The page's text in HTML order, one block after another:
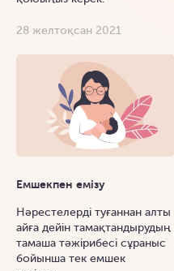
28 желтоқсан 2021
Емшекпен емізу
Нәрестелерді туғаннан алты
айға дейін тамақтандырудың
тамаша тәжірибесі сұраныс
бойынша тек емшек